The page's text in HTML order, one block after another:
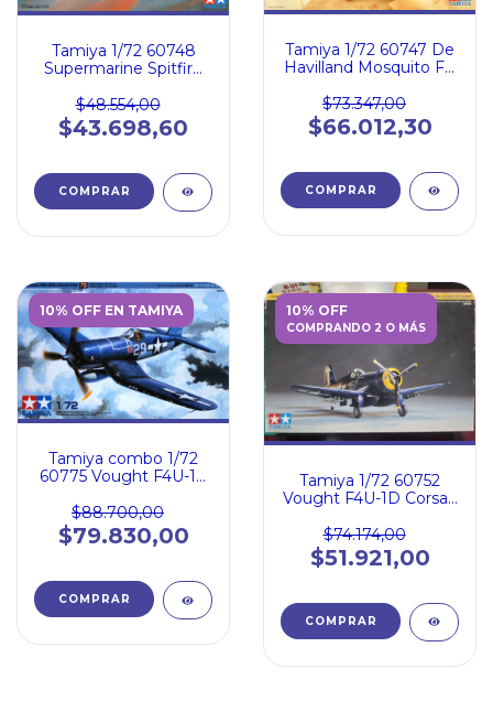
Tamiya 1/72 60748
Supermarine Spitfire
$48.554,00
$43.698,60
Tamiya 1/72 60747 De
Havilland Mosquito FB
$73.347,00
$66.012,30
10% OFF EN TAMIYA
Tamiya combo 1/72
60775 Vought F4U-1A
$88.700,00
$79.830,00
10% OFF
COMPRANDO 2 O MÁS
Tamiya 1/72 60752
Vought F4U-1D Corsair
$74.174,00
$51.921,00